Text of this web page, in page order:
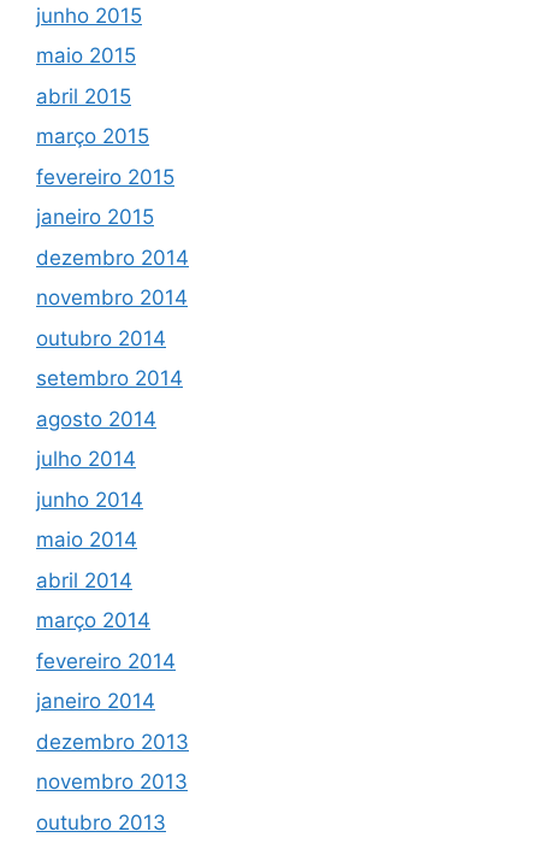
junho 2015
maio 2015
abril 2015
março 2015
fevereiro 2015
janeiro 2015
dezembro 2014
novembro 2014
outubro 2014
setembro 2014
agosto 2014
julho 2014
junho 2014
maio 2014
abril 2014
março 2014
fevereiro 2014
janeiro 2014
dezembro 2013
novembro 2013
outubro 2013